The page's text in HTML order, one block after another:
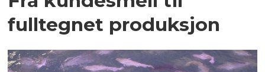
fulltegnet produksjon